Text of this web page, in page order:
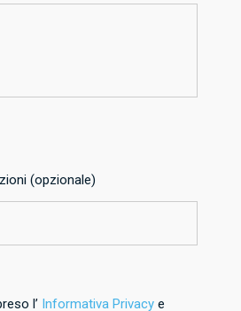
(opzionale)
l’ Informativa Privacy e